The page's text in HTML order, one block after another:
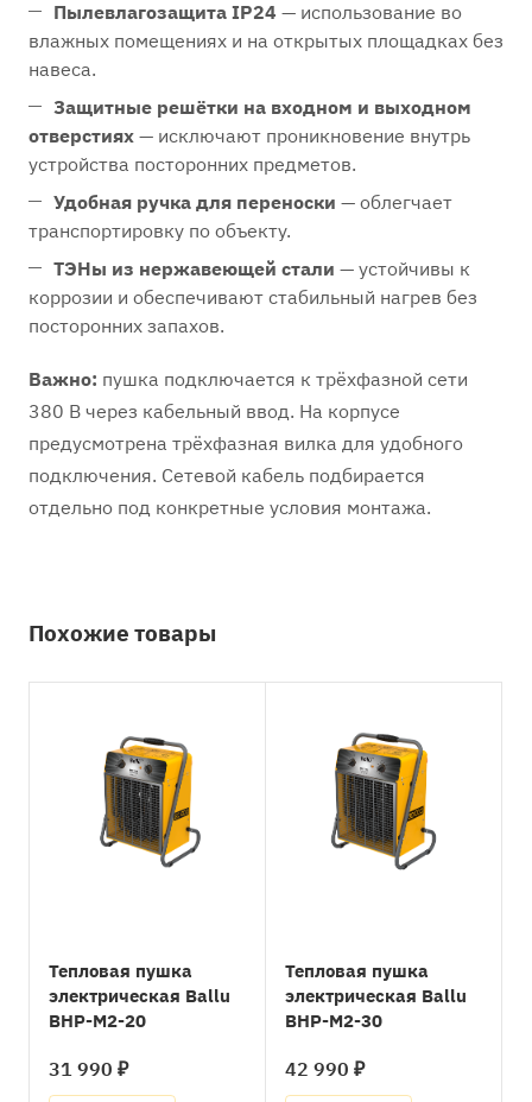
Пылевлагозащита IP24 — использование во
влажных помещениях и на открытых площадках без
навеса.
Защитные решётки на входном и выходном
отверстиях — исключают проникновение внутрь
устройства посторонних предметов.
Удобная ручка для переноски — облегчает
транспортировку по объекту.
ТЭНы из нержавеющей стали — устойчивы к
коррозии и обеспечивают стабильный нагрев без
посторонних запахов.
Важно: пушка подключается к трёхфазной сети
380 В через кабельный ввод. На корпусе
предусмотрена трёхфазная вилка для удобного
подключения. Сетевой кабель подбирается
отдельно под конкретные условия монтажа.
Похожие товары
Тепловая пушка
электрическая Ballu
BHP-M2-20
31 990 ₽
Тепловая пушка
электрическая Ballu
BHP-M2-30
42 990 ₽